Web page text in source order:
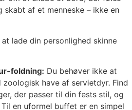
skabt af et menneske – ikke en
lade din personlighed skinne
foldning: Du behøver ikke at
zoologisk have af servietdyr. Find
der passer til din fests stil, og
en uformel buffet er en simpel